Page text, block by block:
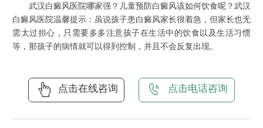
武汉白癜风医院哪家强？儿童预防白癜风该如何饮食呢？武汉
白癜风医院温馨提示：虽说孩子患白癜风家长很着急，但家长也无
需太过担心，只需要多多注意孩子在生活中的饮食以及生活习惯
等，那孩子的病情就可以得到控制，并且不会反复出现。
点击在线咨询 点击电话咨询